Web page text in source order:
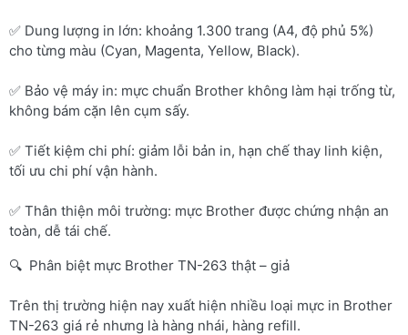
✅ Dung lượng in lớn: khoảng 1.300 trang (A4, độ phủ 5%)
cho từng màu (Cyan, Magenta, Yellow, Black).
✅ Bảo vệ máy in: mực chuẩn Brother không làm hại trống từ,
không bám cặn lên cụm sấy.
✅ Tiết kiệm chi phí: giảm lỗi bản in, hạn chế thay linh kiện,
tối ưu chi phí vận hành.
✅ Thân thiện môi trường: mực Brother được chứng nhận an
toàn, dễ tái chế.
🔍 Phân biệt mực Brother TN-263 thật – giả
Trên thị trường hiện nay xuất hiện nhiều loại mực in Brother
TN-263 giá rẻ nhưng là hàng nhái, hàng refill.